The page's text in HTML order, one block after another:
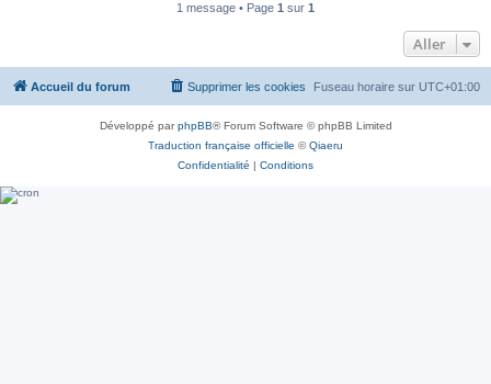
1 message • Page 1 sur 1
Aller
Accueil du forum Fuseau horaire sur UTC+01:00
Supprimer les cookies
Développé parphpBB® Forum Software © phpBB Limited
Traduction française officielle ©Qiaeru
Confidentialité | Conditions